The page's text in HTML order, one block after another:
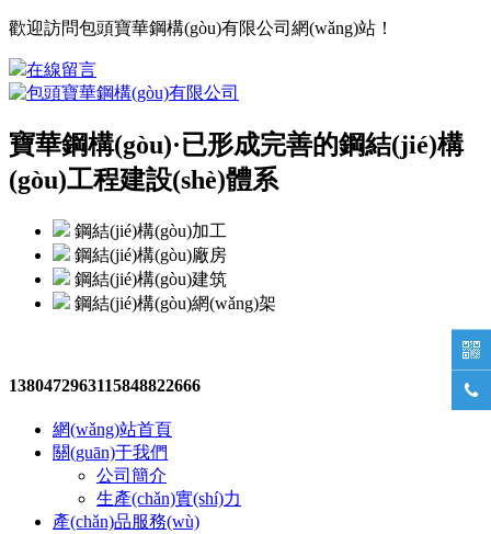
歡迎訪問包頭寶華鋼構(gòu)有限公司網(wǎng)站！
在線留言
寶華鋼構(gòu)·已形成完善的鋼結(jié)構
(gòu)工程建設(shè)體系
鋼結(jié)構(gòu)加工
鋼結(jié)構(gòu)廠房
鋼結(jié)構(gòu)建筑
鋼結(jié)構(gòu)網(wǎng)架
1380472963115848822666
網(wǎng)站首頁
關(guān)于我們
公司簡介
生產(chǎn)實(shí)力
產(chǎn)品服務(wù)

